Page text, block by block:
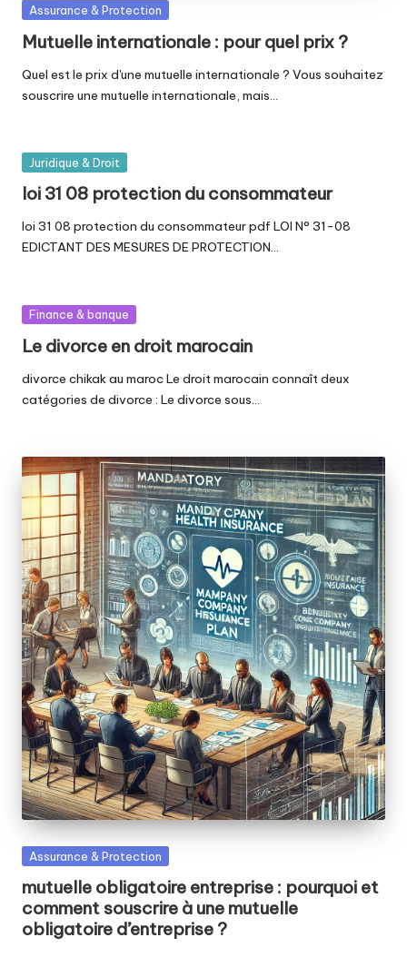
Posted
Assurance & Protection
Mutuelle internationale : pour quel prix ?
Quel est le prix d'une mutuelle internationale ? Vous souhaitez
souscrire une mutuelle internationale, mais…
Posted
Juridique & Droit
loi 31 08 protection du consommateur
loi 31 08 protection du consommateur pdf LOI N° 31-08
EDICTANT DES MESURES DE PROTECTION…
Posted
Finance & banque
Le divorce en droit marocain
divorce chikak au maroc Le droit marocain connaît deux
catégories de divorce : Le divorce sous…
Posted
Assurance & Protection
mutuelle obligatoire entreprise : pourquoi et
comment souscrire à une mutuelle
obligatoire d’entreprise ?